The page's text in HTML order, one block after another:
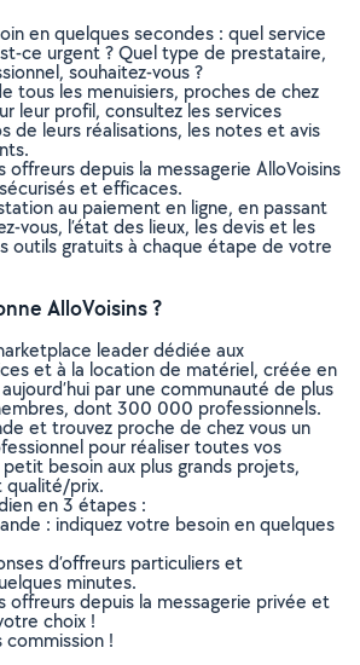
en quelques secondes : quel service
ce urgent ? Quel type de prestataire,
souhaitez-vous ?
tous les menuisiers, proches de chez
leur profil, consultez les services
de leurs réalisations, les notes et avis
offreurs depuis la messagerie AlloVoisins
et efficaces.
au paiement en ligne, en passant
vous, l’état des lieux, les devis et les
outils gratuits à chaque étape de votre
AlloVoisins ?
leader dédiée aux
et à la location de matériel, créée en
par une communauté de plus
dont 300 000 professionnels.
et trouvez proche de chez vous un
pour réaliser toutes vos
besoin aux plus grands projets,
qualité/prix.
en 3 étapes :
: indiquez votre besoin en quelques
d’offreurs particuliers et
minutes.
offreurs depuis la messagerie privée et
choix !
commission !